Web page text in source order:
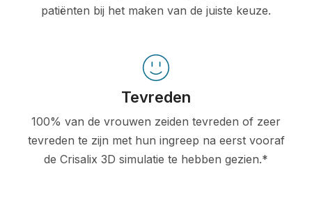
patiënten bij het maken van de juiste keuze.
Tevreden
100% van de vrouwen zeiden tevreden of zeer
tevreden te zijn met hun ingreep na eerst vooraf
de Crisalix 3D simulatie te hebben gezien.*